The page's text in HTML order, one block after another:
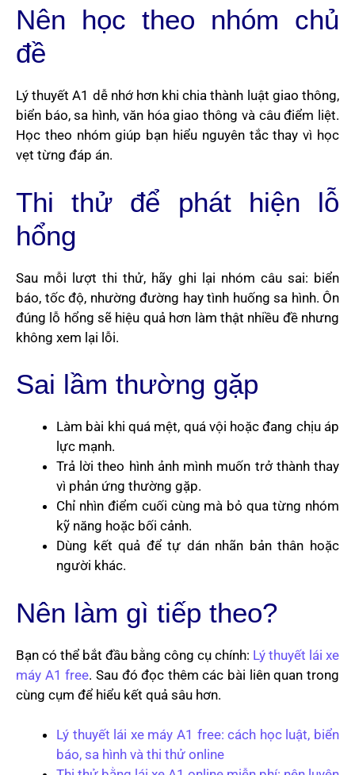
Nên học theo nhóm chủ
đề
Lý thuyết A1 dễ nhớ hơn khi chia thành luật giao thông,
biển báo, sa hình, văn hóa giao thông và câu điểm liệt.
Học theo nhóm giúp bạn hiểu nguyên tắc thay vì học
vẹt từng đáp án.
Thi thử để phát hiện lỗ
hổng
Sau mỗi lượt thi thử, hãy ghi lại nhóm câu sai: biển
báo, tốc độ, nhường đường hay tình huống sa hình. Ôn
đúng lỗ hổng sẽ hiệu quả hơn làm thật nhiều đề nhưng
không xem lại lỗi.
Sai lầm thường gặp
Làm bài khi quá mệt, quá vội hoặc đang chịu áp
lực mạnh.
Trả lời theo hình ảnh mình muốn trở thành thay
vì phản ứng thường gặp.
Chỉ nhìn điểm cuối cùng mà bỏ qua từng nhóm
kỹ năng hoặc bối cảnh.
Dùng kết quả để tự dán nhãn bản thân hoặc
người khác.
Nên làm gì tiếp theo?
Bạn có thể bắt đầu bằng công cụ chính: Lý thuyết lái xe
máy A1 free. Sau đó đọc thêm các bài liên quan trong
cùng cụm để hiểu kết quả sâu hơn.
Lý thuyết lái xe máy A1 free: cách học luật, biển
báo, sa hình và thi thử online